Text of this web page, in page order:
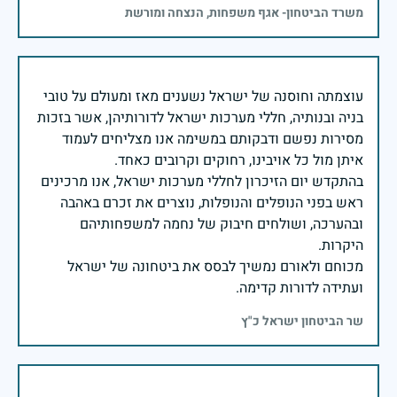
משרד הביטחון- אגף משפחות, הנצחה ומורשת
עוצמתה וחוסנה של ישראל נשענים מאז ומעולם על טובי
בניה ובנותיה, חללי מערכות ישראל לדורותיהן, אשר בזכות
מסירות נפשם ודבקותם במשימה אנו מצליחים לעמוד
בהתקדש יום הזיכרון לחללי מערכות ישראל, אנו מרכינים
ראש בפני הנופלים והנופלות, נוצרים את זכרם באהבה
ובהערכה, ושולחים חיבוק של נחמה למשפחותיהם
מכוחם ולאורם נמשיך לבסס את ביטחונה של ישראל
ועתידה לדורות קדימה.
שר הביטחון ישראל כ"ץ